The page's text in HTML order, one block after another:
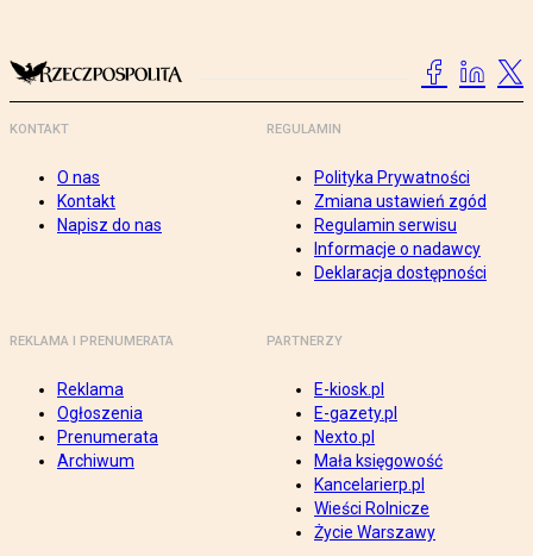
KONTAKT
O nas
Kontakt
Napisz do nas
REGULAMIN
Polityka Prywatności
Zmiana ustawień zgód
Regulamin serwisu
Informacje o nadawcy
Deklaracja dostępności
REKLAMA I PRENUMERATA
Reklama
Ogłoszenia
Prenumerata
Archiwum
PARTNERZY
E-kiosk.pl
E-gazety.pl
Nexto.pl
Mała księgowość
Kancelarierp.pl
Wieści Rolnicze
Życie Warszawy